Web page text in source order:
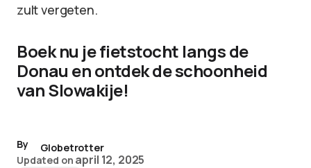
zult vergeten.
Boek nu je fietstocht langs de
Donau en ontdek de schoonheid
van Slowakije!
By
Globetrotter
Updated on april 12, 2025